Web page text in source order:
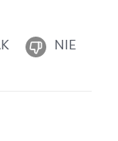
NIE